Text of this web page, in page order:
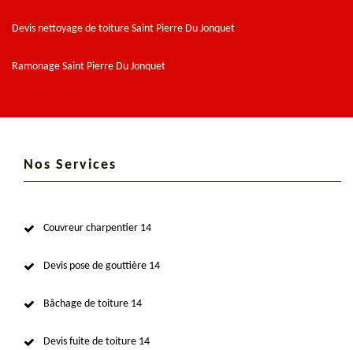
Devis nettoyage de toiture Saint Pierre Du Jonquet
Ramonage Saint Pierre Du Jonquet
Nos Services
Couvreur charpentier 14
Devis pose de gouttière 14
Bâchage de toiture 14
Devis fuite de toiture 14